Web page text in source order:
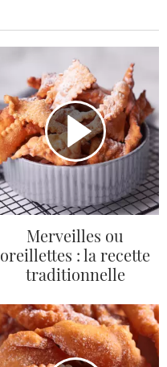
Merveilles ou
oreillettes : la recette
traditionnelle